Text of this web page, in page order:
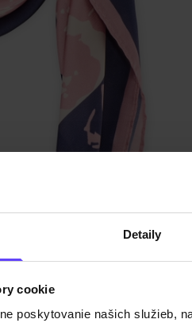
Detaily
cookie
poskytovanie našich služieb,